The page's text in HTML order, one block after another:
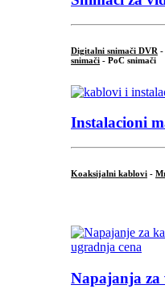
Digitalni snimači DVR -
snimači - PoC snimači
Instalacioni
Koaksijalni kablovi -
Napajanja za